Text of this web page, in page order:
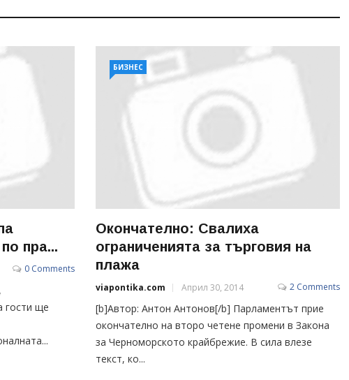
пра...
0 Comments
гости ще
БИЗНЕС
Окончателно: Свалиха
ограничeнията за търговия на
плажа
viapontika.com Април 30, 2014 2 Comments
[b]Автор: Антон Антонов[/b] Парламентът прие
окончателно на второ четене промени в Закона
за Черноморското крайбрежие. В сила влезе
текст, ко...